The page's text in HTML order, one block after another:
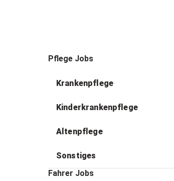
Pflege Jobs
Krankenpflege
Kinderkrankenpflege
Altenpflege
Sonstiges
Fahrer Jobs